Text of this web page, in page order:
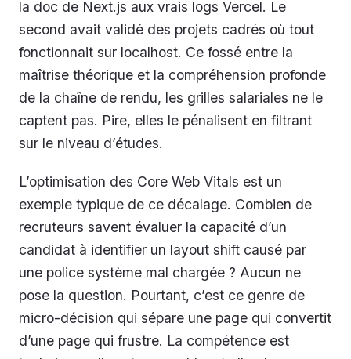
la doc de Next.js aux vrais logs Vercel. Le
second avait validé des projets cadrés où tout
fonctionnait sur localhost. Ce fossé entre la
maîtrise théorique et la compréhension profonde
de la chaîne de rendu, les grilles salariales ne le
captent pas. Pire, elles le pénalisent en filtrant
sur le niveau d’études.
L’optimisation des Core Web Vitals est un
exemple typique de ce décalage. Combien de
recruteurs savent évaluer la capacité d’un
candidat à identifier un layout shift causé par
une police système mal chargée ? Aucun ne
pose la question. Pourtant, c’est ce genre de
micro-décision qui sépare une page qui convertit
d’une page qui frustre. La compétence est